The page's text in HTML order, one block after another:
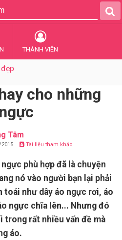
THÀNH VIÊN
cho những
Tâm
Tài liệu tham khảo
phù hợp đã là chuyện
nó vào người bạn lại phải
toái như dây áo ngực rơi, áo
ngực chĩa lên... Nhưng đó
trong rất nhiều vấn đề mà
áo.